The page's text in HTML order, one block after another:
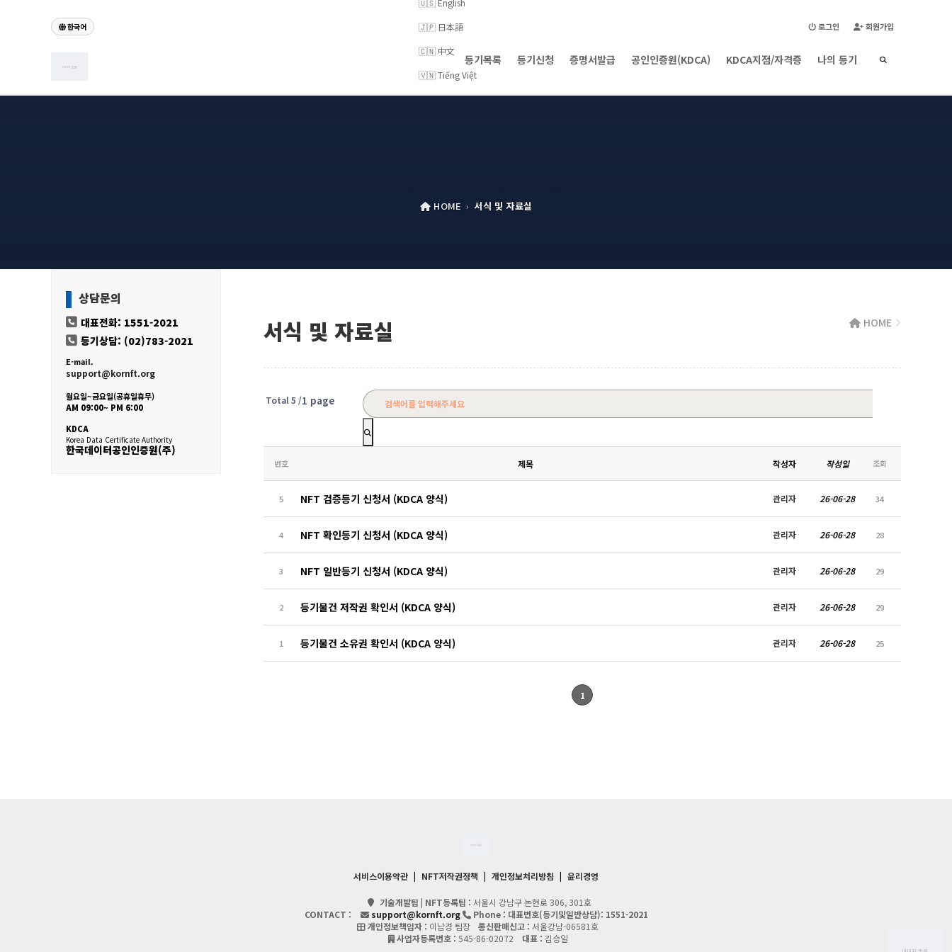
회원가입
로그인
한국어
🇺🇸 English
🇯🇵 日本語
🇨🇳 中文
🇻🇳 Tiếng Việt
등기목록 등기신청 증명서발급 공인인증원(KDCA) KDCA지점/자격증 나의 등기
서식 및 자료실
HOME › 서식 및 자료실
서식 및 자료실 HOME
Total 5 /1 page
번호 제목 작성자 작성일 조회
5 NFT 검증등기 신청서 (KDCA 양식) 관리자 26-06-28 34
4 NFT 확인등기 신청서 (KDCA 양식) 관리자 26-06-28 28
3 NFT 일반등기 신청서 (KDCA 양식) 관리자 26-06-28 29
2 등기물건 저작권 확인서 (KDCA 양식) 관리자 26-06-28 29
1 등기물건 소유권 확인서 (KDCA 양식) 관리자 26-06-28 25
1
상담문의
대표전화: 1551-2021
등기상담: (02)783-2021
E-mail.
support@kornft.org
월요일~금요일(공휴일휴무)
AM 09:00~ PM 6:00
KDCA
Korea Data Certificate Authority
한국데이터공인인증원(주)
서비스이용약관 | NFT저작권정책 | 개인정보처리방침 | 윤리경영
기술개발팀 | NFT등록팀 : 서울시 강남구 논현로 306, 301호
CONTACT :
support@kornft.org Phone : 대표번호(등기및일반상담): 1551-2021
개인정보책임자 : 이남경 팀장 통신판매신고 : 서울강남-06581호
사업자등록번호 : 545-86-02072 대표 : 김승일